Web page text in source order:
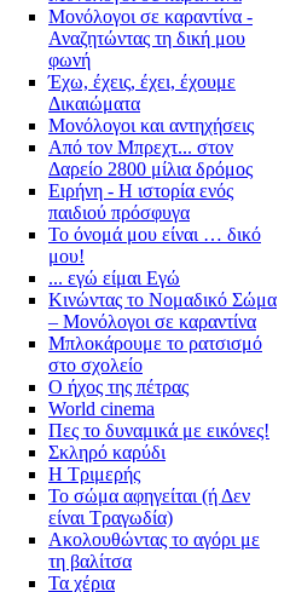
Μονόλογοι σε καραντίνα -
Αναζητώντας τη δική μου
φωνή
Έχω, έχεις, έχει, έχουμε
Δικαιώματα
Μονόλογοι και αντηχήσεις
Από τον Μπρεχτ... στον
Δαρείο 2800 μίλια δρόμος
Ειρήνη - Η ιστορία ενός
παιδιού πρόσφυγα
Το όνομά μου είναι … δικό
μου!
... εγώ είμαι Εγώ
Κινώντας το Νομαδικό Σώμα
– Μονόλογοι σε καραντίνα
Μπλοκάρουμε το ρατσισμό
στο σχολείο
Ο ήχος της πέτρας
World cinema
Πες το δυναμικά με εικόνες!
Σκληρό καρύδι
Η Τριμερής
Το σώμα αφηγείται (ή Δεν
είναι Τραγωδία)
Ακολουθώντας το αγόρι με
τη βαλίτσα
Τα χέρια